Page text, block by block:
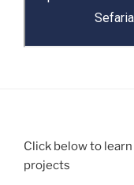
Click below to
projects